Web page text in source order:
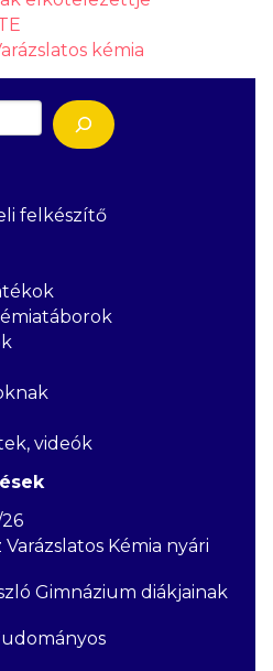
kémia
felkészítő
videók
Kémia nyári
Gimnázium diákjainak